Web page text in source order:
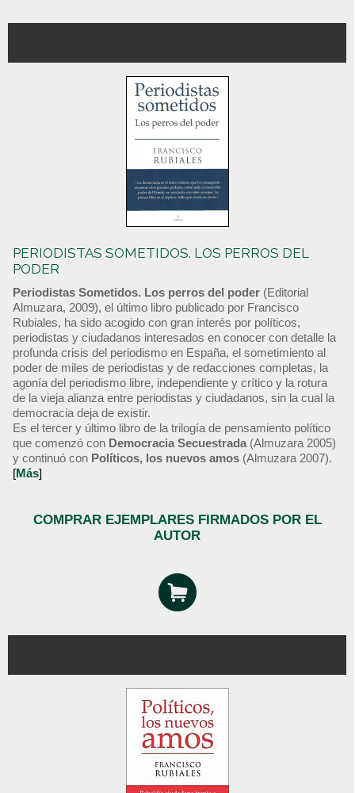
PERIODISTAS SOMETIDOS. LOS PERROS DEL
PODER
Periodistas Sometidos. Los perros del poder (Editorial
Almuzara, 2009), el último libro publicado por Francisco
Rubiales, ha sido acogido con gran interés por políticos,
periodistas y ciudadanos interesados en conocer con detalle la
profunda crisis del periodismo en España, el sometimiento al
poder de miles de periodistas y de redacciones completas, la
agonía del periodismo libre, independiente y crítico y la rotura
de la vieja alianza entre periodistas y ciudadanos, sin la cual la
democracia deja de existir.
Es el tercer y último libro de la trilogía de pensamiento político
que comenzó con Democracia Secuestrada (Almuzara 2005)
y continuó con Políticos, los nuevos amos (Almuzara 2007).
[Más]
COMPRAR EJEMPLARES FIRMADOS POR EL
AUTOR